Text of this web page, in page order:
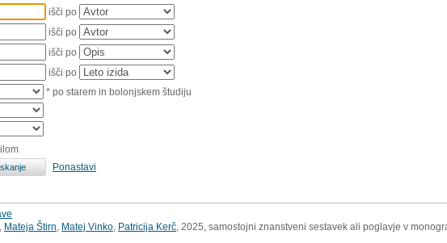
išči po
išči po
išči po
išči po
* po starem in bolonjskem študiju
Ponastavi
Mateja Štirn Matej Vinko Patricija Kerč , 2025, samostojni znanstveni sestavek ali poglavje v